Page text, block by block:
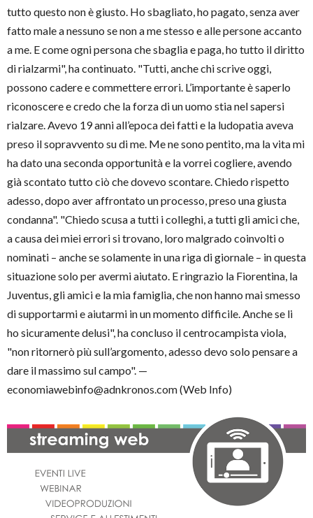
tutto questo non è giusto. Ho sbagliato, ho pagato, senza aver
fatto male a nessuno se non a me stesso e alle persone accanto
a me. E come ogni persona che sbaglia e paga, ho tutto il diritto
di rialzarmi", ha continuato. "Tutti, anche chi scrive oggi,
possono cadere e commettere errori. L’importante è saperlo
riconoscere e credo che la forza di un uomo stia nel sapersi
rialzare. Avevo 19 anni all’epoca dei fatti e la ludopatia aveva
preso il sopravvento su di me. Me ne sono pentito, ma la vita mi
ha dato una seconda opportunità e la vorrei cogliere, avendo
già scontato tutto ciò che dovevo scontare. Chiedo rispetto
adesso, dopo aver affrontato un processo, preso una giusta
condanna". "Chiedo scusa a tutti i colleghi, a tutti gli amici che,
a causa dei miei errori si trovano, loro malgrado coinvolti o
nominati – anche se solamente in una riga di giornale – in questa
situazione solo per avermi aiutato. E ringrazio la Fiorentina, la
Juventus, gli amici e la mia famiglia, che non hanno mai smesso
di supportarmi e aiutarmi in un momento difficile. Anche se li
ho sicuramente delusi", ha concluso il centrocampista viola,
"non ritornerò più sull’argomento, adesso devo solo pensare a
dare il massimo sul campo". —
economiawebinfo@adnkronos.com (Web Info)